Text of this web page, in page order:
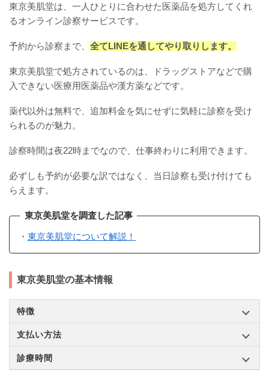
東京美肌堂は、一人ひとりに合わせた医薬品を処方してくれ
るオンライン診察サービスです。
予約から診察まで、 全てLINEを通してやり取りします。
東京美肌堂で処方されているのは、ドラッグストアなどで購
入できない医療用医薬品や漢方薬などです。
薬代以外は無料で、追加料金を気にせずに気軽に診察を受け
られるのが魅力。
診察時間は夜22時までなので、仕事終わりに利用できます。
必ずしも予約が必要な訳ではなく、当日診察も受け付けても
らえます。
東京美肌堂を調査した記事
・ 東京美肌堂について解説！
東京美肌堂の基本情報
特徴
支払い方法
診療時間